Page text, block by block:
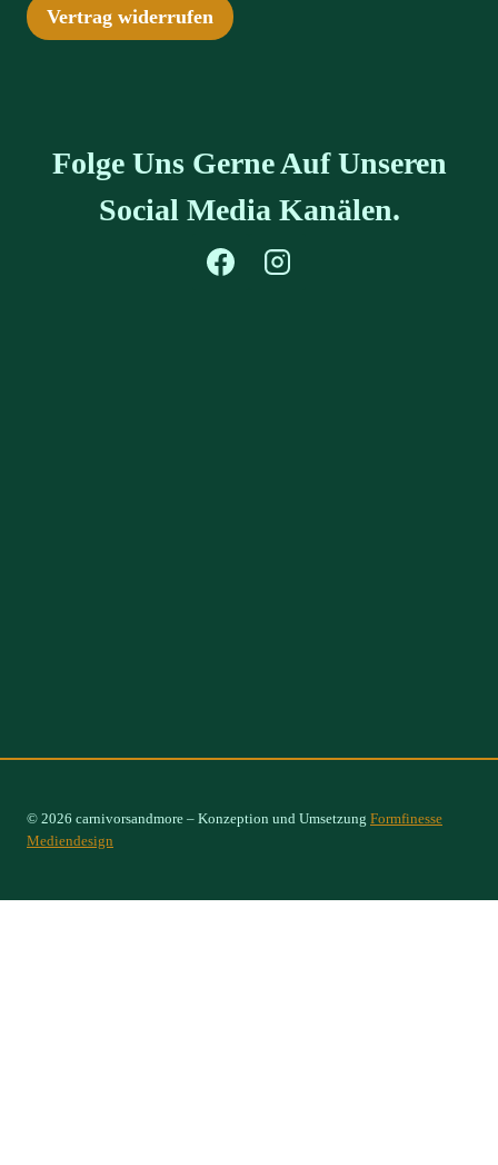
Vertrag widerrufen
Folge Uns Gerne Auf Unseren
Social Media Kanälen.
© 2026 carnivorsandmore – Konzeption und Umsetzung Formfinesse
Mediendesign